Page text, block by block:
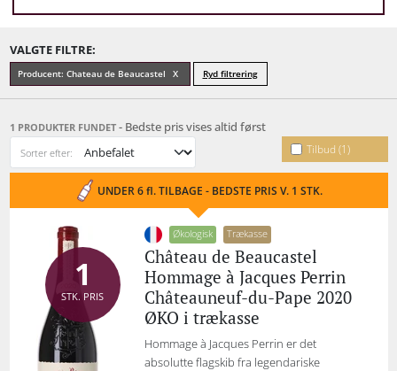
VALGTE FILTRE:
Producent: Chateau de Beaucastel Ryd filtrering
1 PRODUKTER FUNDET - Bedste pris vises altid først
Tilbud (1)
Sorter efter:
UNDER 6 fl. TILBAGE - BEDSTE PRIS V. 1 STK.
1
STK. PRIS
Økologisk Trækasse
Château de Beaucastel
Hommage à Jacques Perrin
Châteauneuf-du-Pape 2020
ØKO i trækasse
Hommage à Jacques Perrin er det
absolutte flagskib fra legendariske